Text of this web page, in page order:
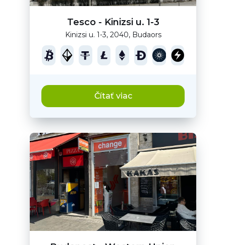
Tesco - Kinizsi u. 1-3
Kinizsi u. 1-3, 2040, Budaors
Čítať viac